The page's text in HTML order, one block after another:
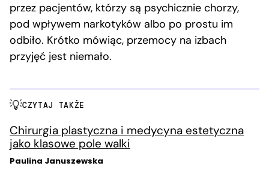
przez pacjentów, którzy są psychicznie chorzy,
pod wpływem narkotyków albo po prostu im
odbiło. Krótko mówiąc, przemocy na izbach
przyjęć jest niemało.
CZYTAJ TAKŻE
Chirurgia plastyczna i medycyna estetyczna
jako klasowe pole walki
Paulina Januszewska